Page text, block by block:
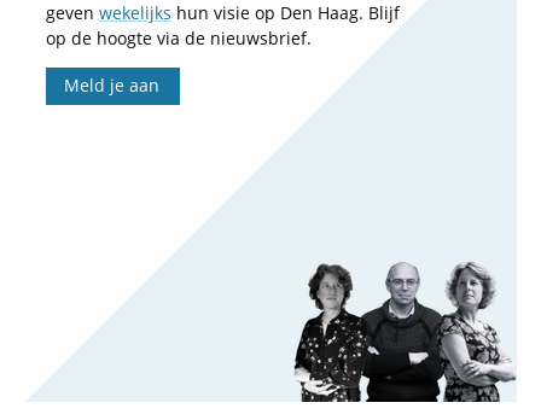
geven wekelijks hun visie op Den Haag. Blijf
op de hoogte via de nieuwsbrief.
Meld je aan